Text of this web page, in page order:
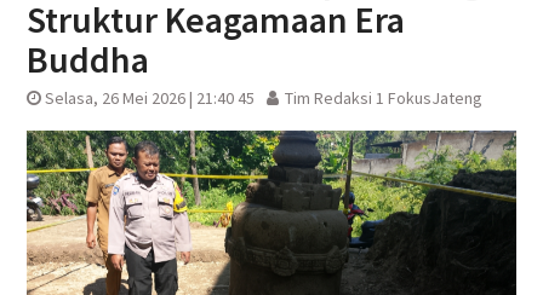
Struktur Keagamaan Era
Buddha
Selasa, 26 Mei 2026 | 21:40 45 Tim Redaksi 1 FokusJateng